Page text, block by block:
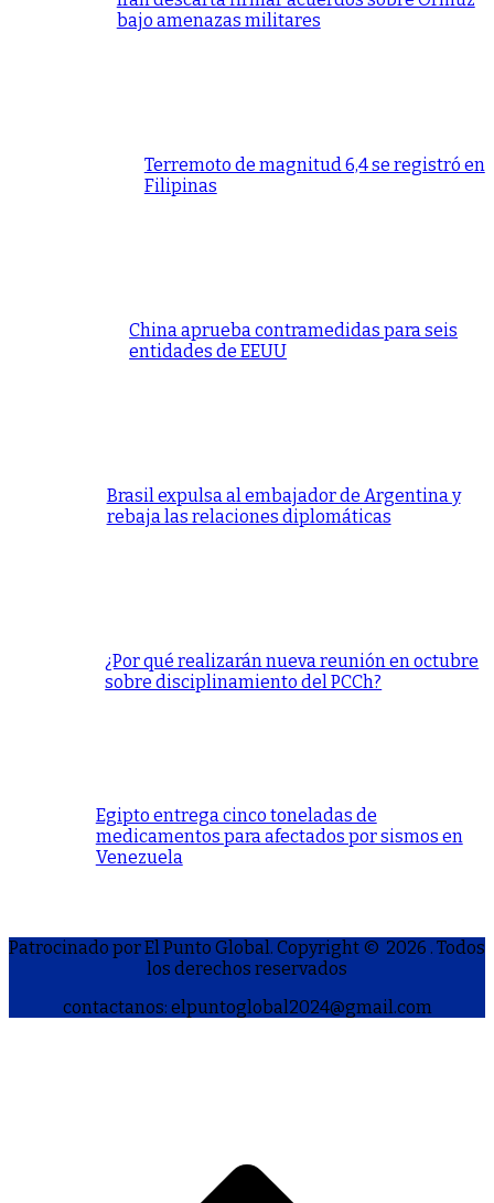
bajo amenazas militares
Terremoto de magnitud 6,4 se registró en
Filipinas
China aprueba contramedidas para seis
entidades de EEUU
Brasil expulsa al embajador de Argentina y
rebaja las relaciones diplomáticas
¿Por qué realizarán nueva reunión en octubre
sobre disciplinamiento del PCCh?
Egipto entrega cinco toneladas de
medicamentos para afectados por sismos en
Venezuela
Patrocinado por El Punto Global. Copyright © 2026 . Todos
los derechos reservados
contactanos: elpuntoglobal2024@gmail.com